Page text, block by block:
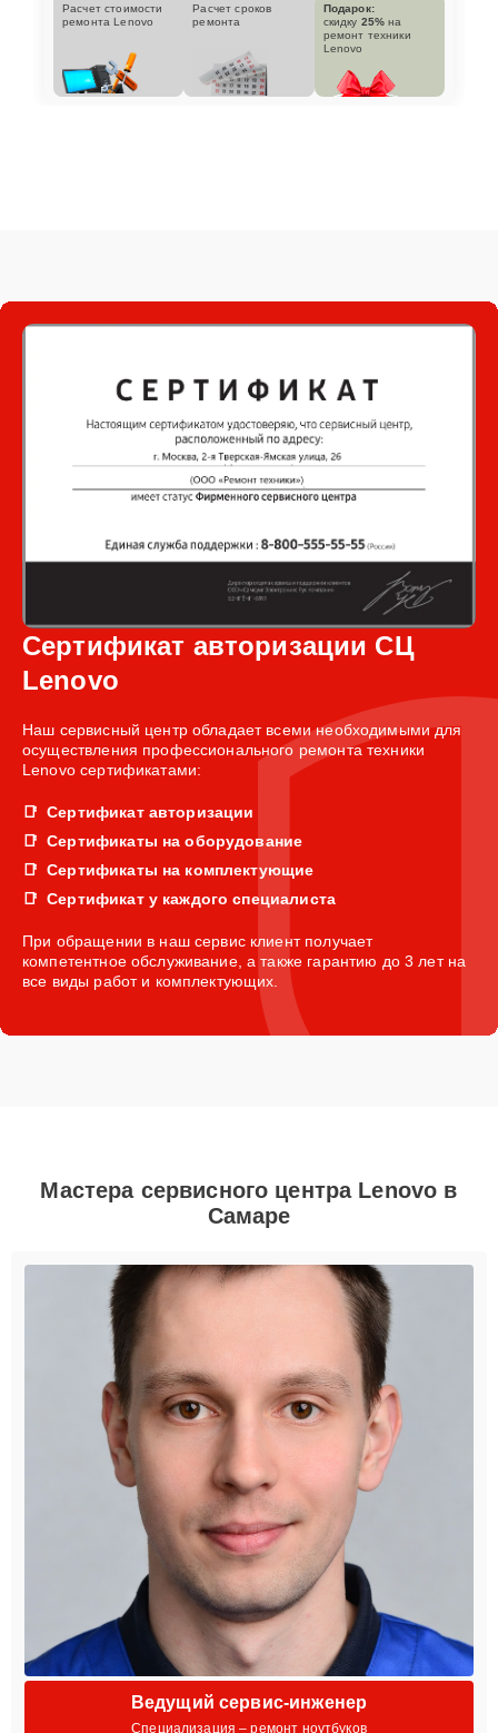
Расчет стоимости
ремонта Lenovo
Расчет сроков
ремонта
Подарок:
скидку 25% на
ремонт техники
Lenovo
Сертификат авторизации СЦ
Lenovo
Наш сервисный центр обладает всеми необходимыми для
осуществления профессионального ремонта техники
Lenovo сертификатами:
Сертификат авторизации
Сертификаты на оборудование
Сертификаты на комплектующие
Сертификат у каждого специалиста
При обращении в наш сервис клиент получает
компетентное обслуживание, а также гарантию до 3 лет на
все виды работ и комплектующих.
Мастера сервисного центра Lenovo в
Самаре
Ведущий сервис-инженер
Специализация – ремонт ноутбуков